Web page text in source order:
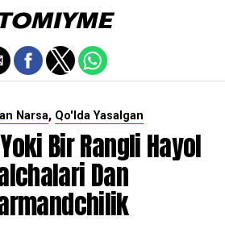
Narsa, Qo'lda Yasalgan
Bir Rangli Hayol
Dan